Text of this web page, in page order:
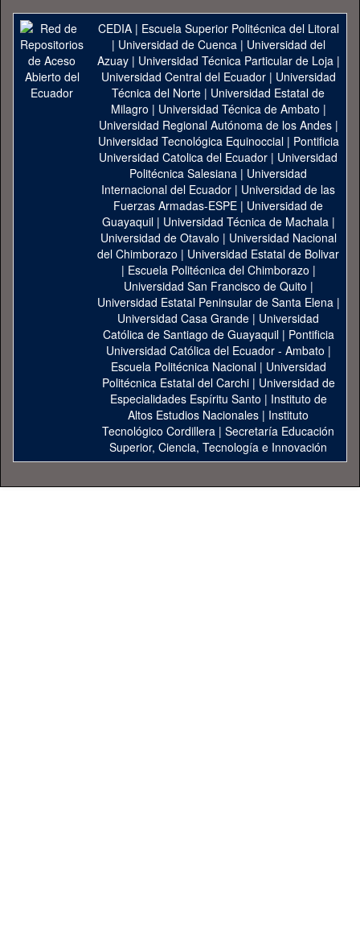
CEDIA| Escuela Superior Politécnica del Litoral
| Universidad de Cuenca| Universidad del
Azuay| Universidad Técnica Particular de Loja|
Universidad Central del Ecuador| Universidad
Técnica del Norte | Universidad Estatal de
Milagro | Universidad Técnica de Ambato |
Universidad Regional Autónoma de los Andes|
Universidad Tecnológica Equinoccial| Pontificia
Universidad Catolica del Ecuador | Universidad
Politécnica Salesiana | Universidad
Internacional del Ecuador | Universidad de las
Fuerzas Armadas-ESPE | Universidad de
Guayaquil| Universidad Técnica de Machala|
Universidad de Otavalo | Universidad Nacional
del Chimborazo | Universidad Estatal de Bolivar
| Escuela Politécnica del Chimborazo |
Universidad San Francisco de Quito |
Universidad Estatal Peninsular de Santa Elena|
Universidad Casa Grande | Universidad
Católica de Santiago de Guayaquil| Pontificia
Universidad Católica del Ecuador - Ambato |
Escuela Politécnica Nacional| Universidad
Politécnica Estatal del Carchi| Universidad de
Especialidades Espíritu Santo | Instituto de
Altos Estudios Nacionales | Instituto
Tecnológico Cordillera | Secretaría Educación
Superior, Ciencia, Tecnología e Innovación